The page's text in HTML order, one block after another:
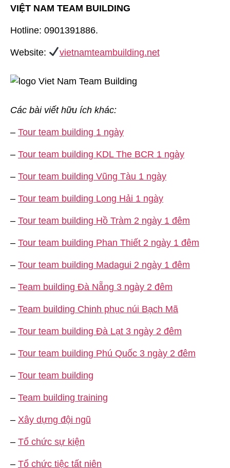
VIỆT NAM TEAM BUILDING
Hotline: 0901391886.
Website: vietnamteambuilding.net
Các bài viết hữu ích khác:
– Tour team building 1 ngày
– Tour team building KDL The BCR 1 ngày
– Tour team building Vũng Tàu 1 ngày
– Tour team building Long Hải 1 ngày
– Tour team building Hồ Tràm 2 ngày 1 đêm
– Tour team building Phan Thiết 2 ngày 1 đêm
– Tour team building Madagui 2 ngày 1 đêm
– Team building Đà Nẵng 3 ngày 2 đêm
– Team building Chinh phục núi Bạch Mã
– Tour team building Đà Lạt 3 ngày 2 đêm
– Tour team building Phú Quốc 3 ngày 2 đêm
– Tour team building
– Team building training
– Xây dựng đội ngũ
– Tổ chức sự kiện
– Tổ chức tiệc tất niên